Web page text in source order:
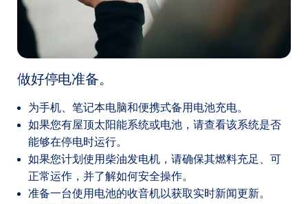
做好停电准备。
为手机、笔记本电脑和便携式备用电池充电。
如果您有屋顶太阳能系统或电池，请查看该系统是否
能够在停电时运行。
如果您计划使用柴油发电机，请确保其燃料充足、可
正常运作，并了解如何安全操作。
准备一台使用电池的收音机以获取实时新闻更新。